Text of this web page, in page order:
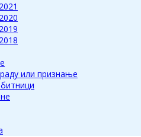
или признање